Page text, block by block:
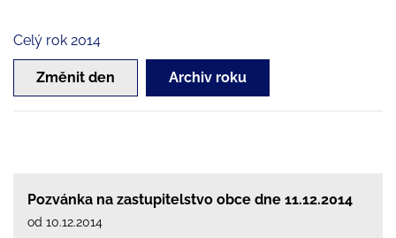
Celý rok 2014
Změnit den Archiv roku
Pozvánka na zastupitelstvo obce dne 11.12.2014
od 10.12.2014